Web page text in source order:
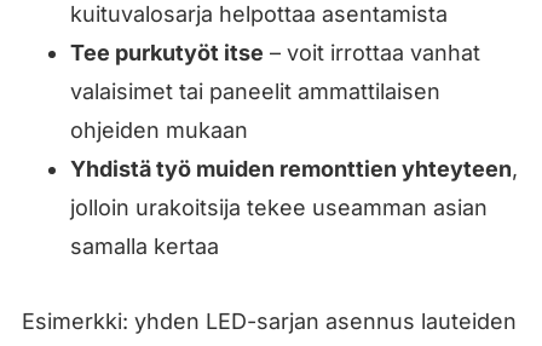
kuituvalosarja helpottaa asentamista
Tee purkutyöt itse – voit irrottaa vanhat
valaisimet tai paneelit ammattilaisen
ohjeiden mukaan
Yhdistä työ muiden remonttien yhteyteen,
jolloin urakoitsija tekee useamman asian
samalla kertaa
Esimerkki: yhden LED-sarjan asennus lauteiden